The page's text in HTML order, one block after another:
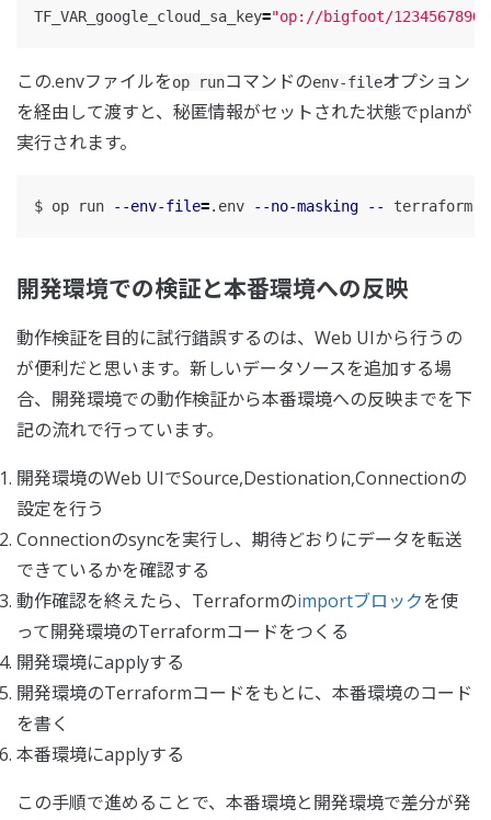
TF_VAR_google_cloud_sa_key="op://bigfoot/
この.envファイルをop runコマンドのenv-fileオプション
を経由して渡すと、秘匿情報がセットされた状態でplanが
実行されます。
$ op run --env-file=.env --no-masking --
開発環境での検証と本番環境への反映
動作検証を目的に試行錯誤するのは、Web UIから行うの
が便利だと思います。新しいデータソースを追加する場
合、開発環境での動作検証から本番環境への反映までを下
記の流れで行っています。
開発環境のWeb UIでSource,Destionation,Connectionの
設定を行う
Connectionのsyncを実行し、期待どおりにデータを転送
できているかを確認する
動作確認を終えたら、Terraformのimportブロックを使
って開発環境のTerraformコードをつくる
開発環境にapplyする
開発環境のTerraformコードをもとに、本番環境のコード
を書く
本番環境にapplyする
この手順で進めることで、本番環境と開発環境で差分が発